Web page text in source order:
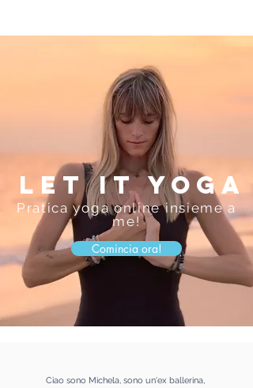
LET IT YOGA
Pratica yoga online insieme a
me!
Comincia ora!
Ciao sono Michela, sono un'ex ballerina,